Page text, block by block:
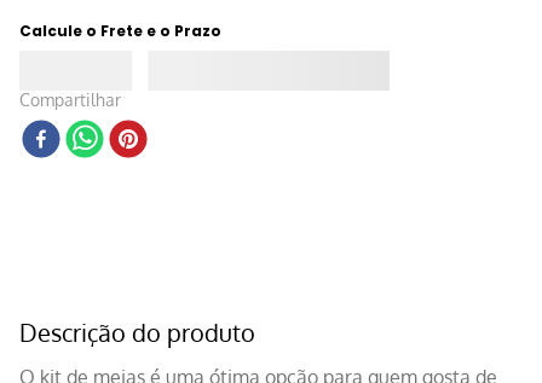
Calcule o Frete e o Prazo
Compartilhar
Descrição do produto
O kit de meias é uma ótima opção para quem gosta de